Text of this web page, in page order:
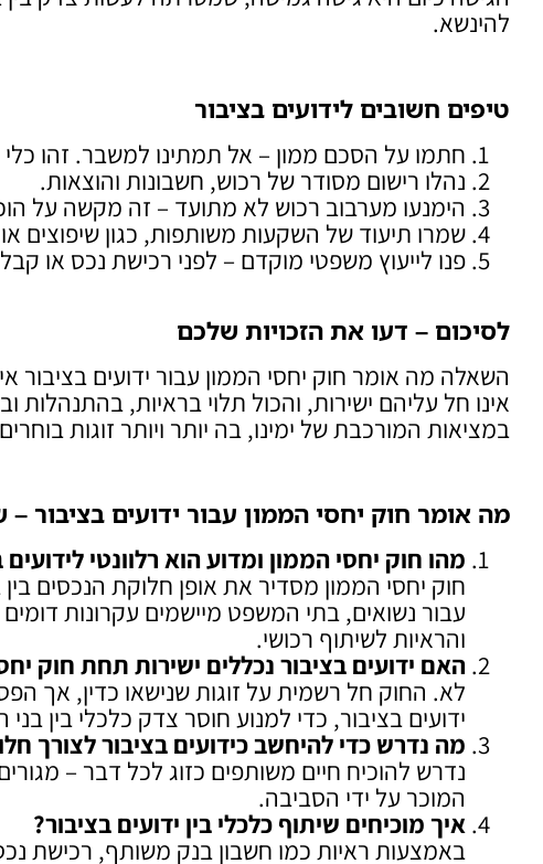
להינשא.
טיפים חשובים לידועים בציבור
חתמו על הסכם ממון – אל תמתינו למשבר. זהו
נהלו רישום מסודר של רכוש, חשבונות והוצאות.
הימנעו מערבוב רכוש לא מתועד – זה מקשה על
שמרו תיעוד של השקעות משותפות, כגון שיפוצים
פנו לייעוץ משפטי מוקדם – לפני רכישת נכס או
לסיכום – דעו את הזכויות שלכם
השאלה מה אומר חוק יחסי הממון עבור ידועים
אינו חל עליהם ישירות, והכול תלוי בראיות, בהתנהלות
במציאות המורכבת של ימינו, בה יותר ויותר זוגות
מה אומר חוק יחסי הממון עבור ידועים בציבור
מהו חוק יחסי הממון ומדוע הוא רלוונטי לידועים
חוק יחסי הממון מסדיר את אופן חלוקת הנכסים
עבור נשואים, בתי המשפט מיישמים עקרונות
והראיות לשיתוף רכושי.
האם ידועים בציבור נכללים ישירות תחת חוק
לא. החוק חל רשמית על זוגות שנישאו כדין, אך
ידועים בציבור, כדי למנוע חוסר צדק כלכלי בין בני
מה נדרש כדי להיחשב כידועים בציבור לצורך
נדרש להוכיח חיים משותפים כזוג לכל דבר –
המוכר על ידי הסביבה.
איך מוכיחים שיתוף כלכלי בין ידועים בציבור?
באמצעות ראיות כמו חשבון בנק משותף, רכישת